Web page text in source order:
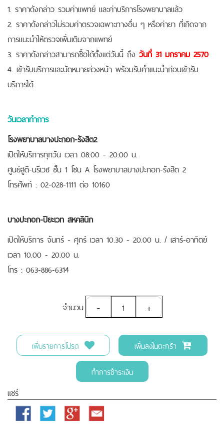
1. ราคาดังกล่าว รวมค่าแพทย์ และค่าบริการโรงพยาบาลแล้ว
2. ราคาดังกล่าวไม่รวมค่าตรวจเฉพาะทางอื่น ๆ หรือค่ายา ที่เกิดจาก
การแนะนำให้ตรวจเพิ่มเติมจากแพทย์
3. ราคาดังกล่าวสามารถซื้อได้ตั้งแต่วันนี้ ถึง วันที่ 31 มกราคม 2570
4. เข้ารับบริการและนัดหมายล่วงหน้า พร้อมรับคำแนะนำก่อนเข้ารับ
บริการได้
วันเวลาทำการ
โรงพยาบาลบางปะกอก-รังสิต2
เปิดให้บริการทุกวัน เวลา 08:00 - 20:00 น.
ศูนย์สูติ-นรีเวช ชั้น 1 โซน A โรงพยาบาลบางปะกอก-รังสิต 2
โทรศัพท์ : 02-028-1111 ต่อ 10160
บางปะกอก-ปิยะเวท สหคลินิก
เปิดให้บริการ จันทร์ - ศุกร์ เวลา 10.30 - 20.00 น. / เสาร์-อาทิตย์
เวลา 10.00 - 20.00 น.
โทร : 063-886-6314
จำนวน - +
เพิ่มรายการโปรด
เพิ่มลงในตะกร้า
ทำการชำระเงิน
แชร์
Facebook Twitter
Google
Email